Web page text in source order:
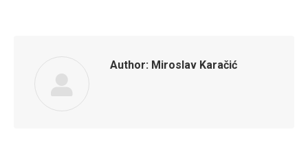
Author: Miroslav Karačić